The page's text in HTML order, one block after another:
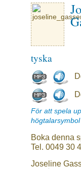
tyska
För att spela
högtalarsymbol
Boka denna
Tel. 0049 30
Joseline